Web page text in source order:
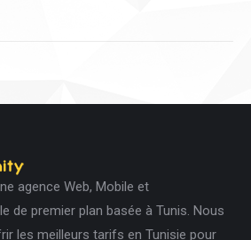
agence Web, Mobile et
de premier plan basée à Tunis. Nous
les meilleurs tarifs en Tunisie pour